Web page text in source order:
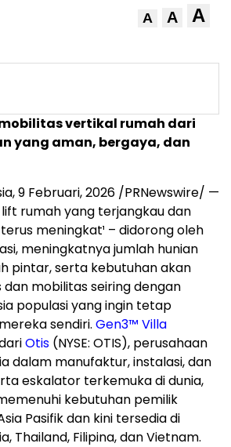
A A A
vertikal rumah dari
yang aman, bergaya, dan
9 Februari, 2026 /PRNewswire/ —
lift rumah yang terjangkau dan
meningkat¹ – didorong oleh
meningkatnya jumlah hunian
pintar, serta kebutuhan akan
dan mobilitas seiring dengan
populasi yang ingin tetap
sendiri. Gen3™ Villa
Otis (NYSE: OTIS), perusahaan
dalam manufaktur, instalasi, dan
eskalator terkemuka di dunia,
kebutuhan pemilik
Pasifik dan kini tersedia di
Thailand, Filipina, dan Vietnam.